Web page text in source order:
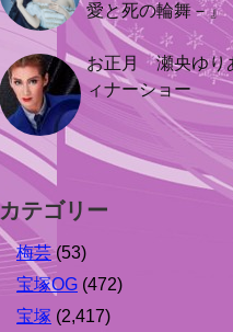
愛と死の輪舞－』
お正月 瀬央ゆ
ィナーショー
カテゴリー
梅芸(53)
宝塚OG (472)
宝塚 (2,417)